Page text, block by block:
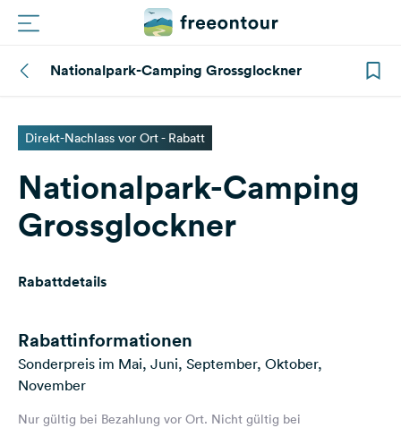
Plätze
Magazin
Partner
Registrieren
Newsletter
Feedback
Nationalpark-Camping Grossglockner
Direkt-Nachlass vor Ort - Rabatt
Nationalpark-Camping
Grossglockner
Rabattdetails
Rabattinformationen
Sonderpreis im Mai, Juni, September, Oktober,
November
Nur gültig bei Bezahlung vor Ort. Nicht gültig bei